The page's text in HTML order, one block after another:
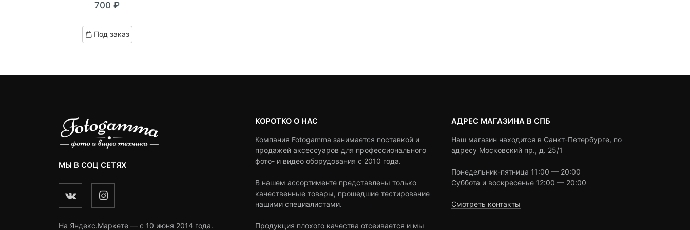
out
based
on
700 ₽
Под заказ
МЫ В СОЦ СЕТЯХ
На Яндекс.Маркете — c 10 июня 2014 года.
КОРОТКО О НАС
Компания Fotogamma занимается поставкой и
продажей аксессуаров для профессионального
фото- и видео оборудования с 2010 года.
В нашем ассортименте представлены только
качественные товары, прошедшие тестирование
нашими специалистами.
Продукция плохого качества отсеивается и мы
АДРЕС МАГАЗИНА В СПБ
Наш магазин находится в Санкт-Петербурге, по
адресу Московский пр., д. 25/1
Понедельник-пятница 11:00 — 20:00
Суббота и воскресенье 12:00 — 20:00
Смотреть контакты